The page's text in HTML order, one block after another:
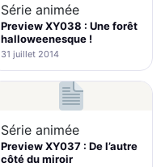
Série animée
Preview XY038 : Une forêt
halloweenesque !
31 juillet 2014
Série animée
Preview XY037 : De l’autre
côté du miroir